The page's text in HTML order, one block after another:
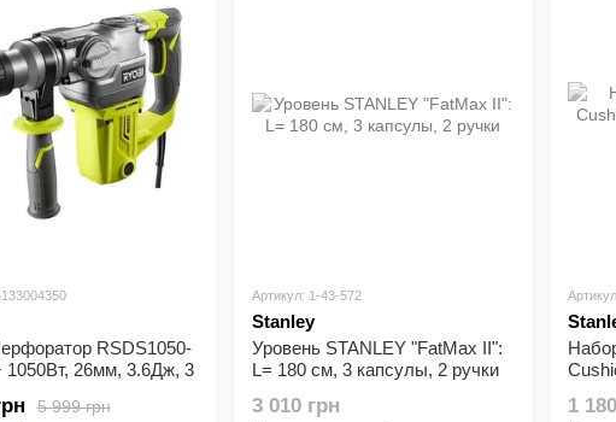
RSDS1050-
1050Вт, 26мм, 3.6Дж, 3
5 999 грн
Артикул: 1-43-572
Stanley
Уровень STANLEY "FatMax II":
L= 180 см, 3 капсулы, 2 ручки
3 010 грн 1